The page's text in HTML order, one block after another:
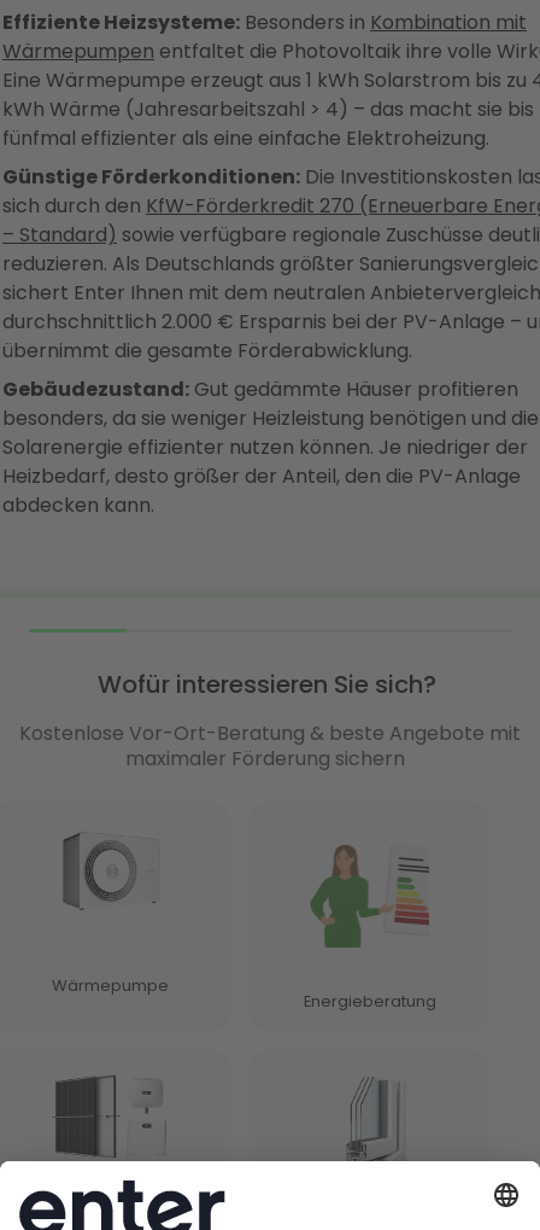
Effiziente Heizsysteme: Besonders in Kombination mit
Wärmepumpen entfaltet die Photovoltaik ihre volle
Eine Wärmepumpe erzeugt aus 1 kWh Solarstrom bis zu
kWh Wärme (Jahresarbeitszahl > 4) – das macht sie bis
fünfmal effizienter als eine einfache Elektroheizung.
Günstige Förderkonditionen: Die Investitionskosten
sich durch den KfW-Förderkredit 270 (Erneuerbare
– Standard) sowie verfügbare regionale Zuschüsse
reduzieren. Als Deutschlands größter
sichert Enter Ihnen mit dem neutralen Anbietervergleich
durchschnittlich 2.000 € Ersparnis bei der PV-Anlage –
übernimmt die gesamte Förderabwicklung.
Gebäudezustand: Gut gedämmte Häuser profitieren
besonders, da sie weniger Heizleistung benötigen und die
Solarenergie effizienter nutzen können. Je niedriger der
Heizbedarf, desto größer der Anteil, den die PV-Anlage
abdecken kann.